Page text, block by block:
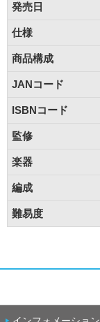
発売日
仕様
商品構成
JANコード
ISBNコード
監修
楽器
編成
難易度